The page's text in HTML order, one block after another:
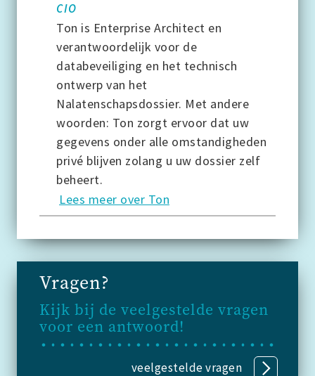
CIO
Ton is Enterprise Architect en
verantwoordelijk voor de
databeveiliging en het technisch
ontwerp van het
Nalatenschapsdossier. Met andere
woorden: Ton zorgt ervoor dat uw
gegevens onder alle omstandigheden
privé blijven zolang u uw dossier zelf
beheert.
Lees meer over Ton
Vragen?
Kijk bij de veelgestelde vragen
voor een antwoord!
veelgestelde vragen